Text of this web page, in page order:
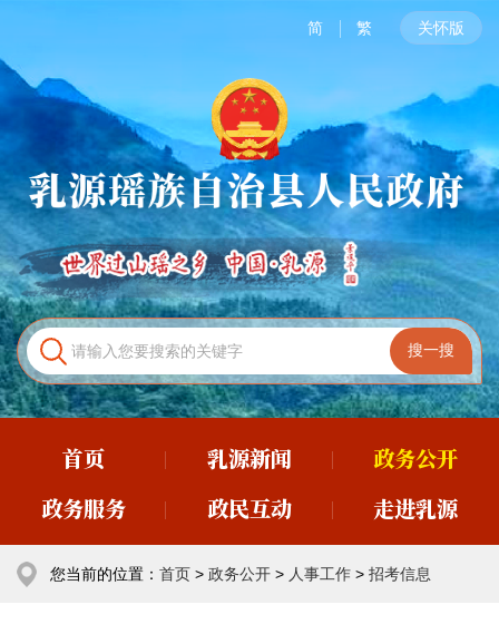
简 繁 关怀版
首页 乳源新闻
政务公开
政务服务
政民互动 走进乳源
您当前的位置： 首页 > 政务公开 > 人事工作 > 招考信息